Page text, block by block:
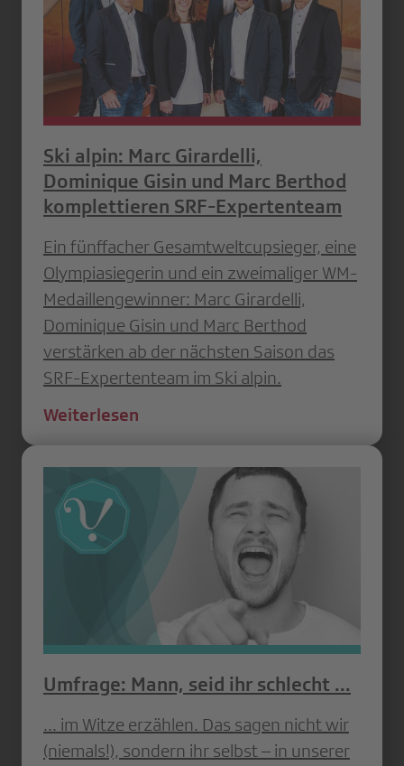
Ski alpin: Marc Girardelli,
Dominique Gisin und Marc Berthod
komplettieren SRF-Expertenteam
Ein fünffacher Gesamtweltcupsieger, eine
Olympiasiegerin und ein zweimaliger WM-
Medaillengewinner: Marc Girardelli,
Dominique Gisin und Marc Berthod
verstärken ab der nächsten Saison das
SRF-Expertenteam im Ski alpin.
Weiterlesen
Umfrage: Mann, seid ihr schlecht ...
... im Witze erzählen. Das sagen nicht wir
(niemals!), sondern ihr selbst – in unserer